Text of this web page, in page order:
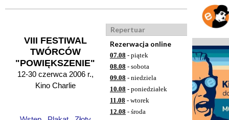
VIII FESTIWAL
TWÓRCÓW
"POWIĘKSZENIE"
12-30 czerwca 2006 r.,
Kino Charlie
Repertuar
Rezerwacja online
07.08 - piątek
08.08 - sobota
09.08 - niedziela
10.08 - poniedziałek
11.08 - wtorek
12.08 - środa